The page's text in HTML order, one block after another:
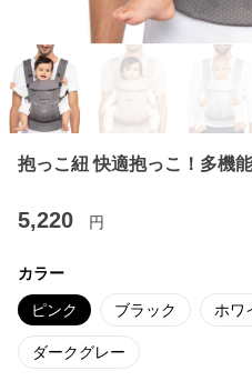
抱っこ紐 快適抱っこ！多機
5,220 円
カラー
ピンク ブラック ホワ
ダークグレー